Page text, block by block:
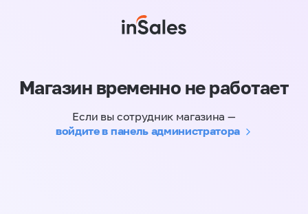
Магазин временно не работает
Если вы сотрудник магазина —
войдите в панель администратора